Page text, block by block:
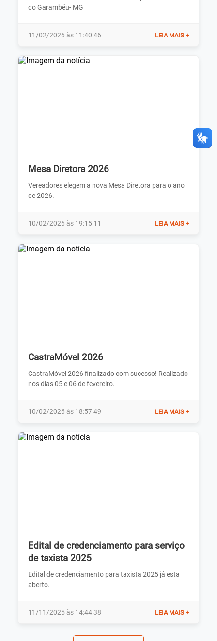
do Garambéu- MG
11/02/2026 às 11:40:46 LEIA MAIS +
Mesa Diretora 2026
Vereadores elegem a nova Mesa Diretora para o ano
de 2026.
10/02/2026 às 19:15:11 LEIA MAIS +
CastraMóvel 2026
CastraMóvel 2026 finalizado com sucesso! Realizado
nos dias 05 e 06 de fevereiro.
10/02/2026 às 18:57:49 LEIA MAIS +
Edital de credenciamento para serviço
de taxista 2025
Edital de credenciamento para taxista 2025 já esta
aberto.
11/11/2025 às 14:44:38 LEIA MAIS +